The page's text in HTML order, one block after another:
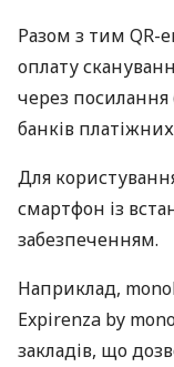
Разом з тим QR-
оплату
через посилання
банків
Для
смартфон із
забезпеченням.
Наприклад,
Expirenza by
закладів, що